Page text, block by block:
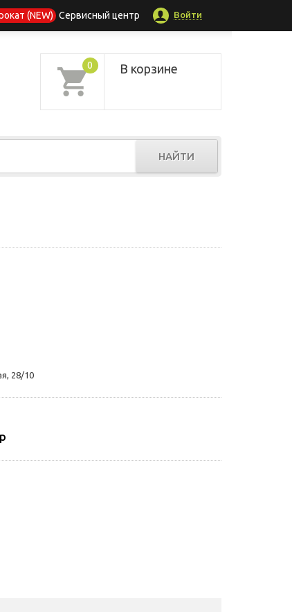
(NEW) Сервисный центр Войти
0 В корзине
НАЙТИ
28/10